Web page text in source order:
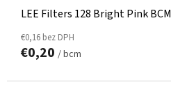
LEE Filters 128 Bright Pink BCM
€0,16 bez DPH
€0,20 / bcm